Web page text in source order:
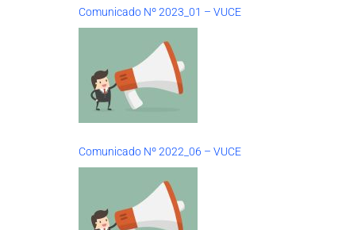
Comunicado Nº 2023_01 – VUCE
Comunicado Nº 2022_06 – VUCE